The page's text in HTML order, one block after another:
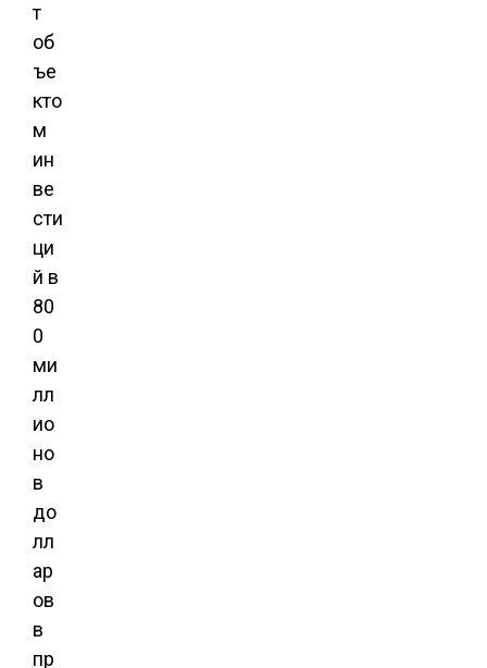
т
об
ъе
кто
м
ин
ве
сти
ци
й в
80
0
ми
лл
ио
но
в
до
лл
ар
ов
в
пр